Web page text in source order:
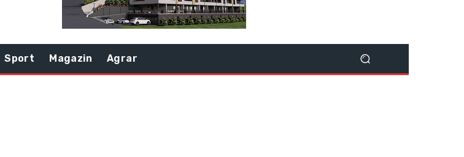
Sport Magazin Agrar